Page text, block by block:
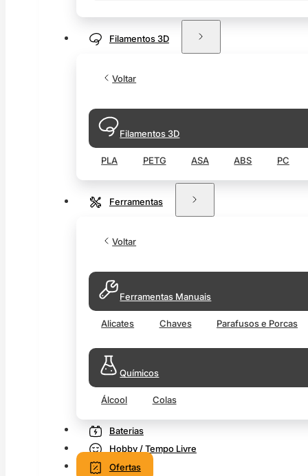
Filamentos 3D
Voltar
Filamentos 3D
PLA PETG ASA ABS PC
Ferramentas
Voltar
Ferramentas Manuais
Alicates Chaves Parafusos e Porcas
Químicos
Álcool Colas
Baterias
Hobby / Tempo Livre
Ofertas